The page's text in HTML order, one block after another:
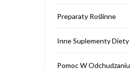
Preparaty Roślinne
Inne Suplementy Diety
Pomoc W Odchudzaniu